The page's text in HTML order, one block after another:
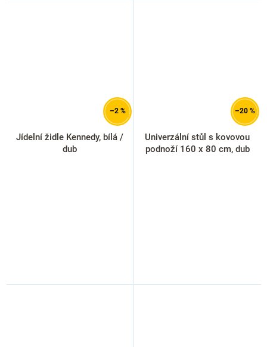
–2 %
Jídelní židle Kennedy, bílá /
dub
–20 %
Univerzální stůl s kovovou
podnoží 160 x 80 cm, dub